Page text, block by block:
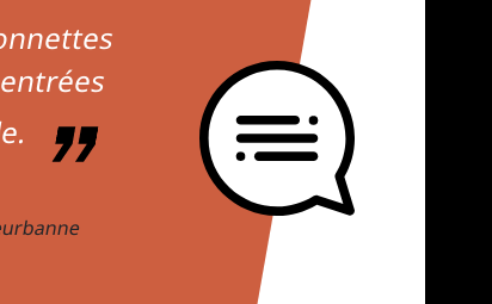
un
si
!
Lyon